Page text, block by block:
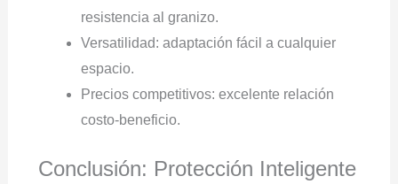
resistencia al granizo.
Versatilidad: adaptación fácil a cualquier
espacio.
Precios competitivos: excelente relación
costo-beneficio.
Conclusión: Protección Inteligente